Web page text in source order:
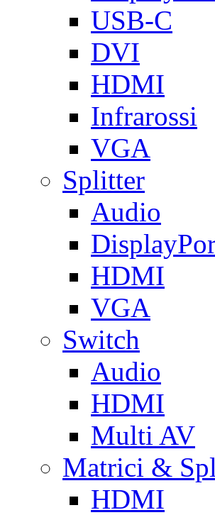
USB-C
DVI
HDMI
Infrarossi
VGA
Splitter
Audio
HDMI
VGA
Switch
Audio
HDMI
Multi AV
Matrici &
HDMI